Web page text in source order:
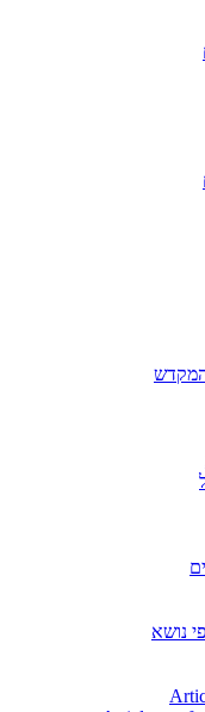
המקדש
נושא